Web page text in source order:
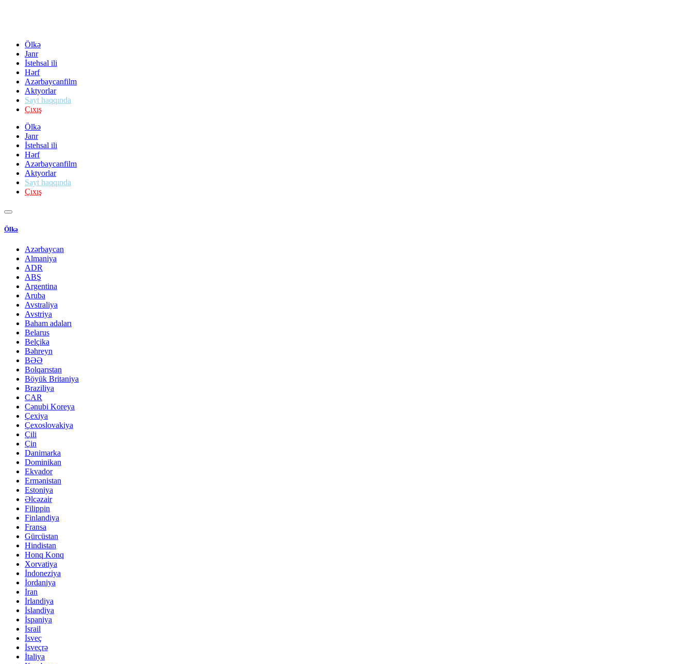
Ölkə
Janr
İstehsal ili
Hərf
Azərbaycanfilm
Aktyorlar
Sayt haqqında
Çıxış
Ölkə
Janr
İstehsal ili
Hərf
Azərbaycanfilm
Aktyorlar
Sayt haqqında
Çıxış
Ölkə
Azərbaycan
Almaniya
ADR
ABŞ
Argentina
Aruba
Avstraliya
Avstriya
Baham adaları
Belarus
Belçika
Bəhreyn
BƏƏ
Bolqarıstan
Böyük Britaniya
Braziliya
CAR
Cənubi Koreya
Çexiya
Çexoslovakiya
Çili
Çin
Danimarka
Dominikan
Ekvador
Ermənistan
Estoniya
Əlcəzair
Filippin
Finlandiya
Fransa
Gürcüstan
Hindistan
Honq Konq
Xorvatiya
İndoneziya
İordaniya
İran
İrlandiya
İslandiya
İspaniya
İsrail
İsveç
İsveçrə
İtaliya